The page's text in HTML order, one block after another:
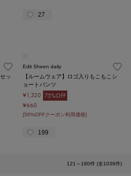
27
ッ
Edit Sheen daily
【ルームウェア】ロゴ入りもこもこシ
ョートパンツ
¥1,320 75%OFF
¥660
[50%OFFクーポン利用価格]
199
121～180件 (全1039件)